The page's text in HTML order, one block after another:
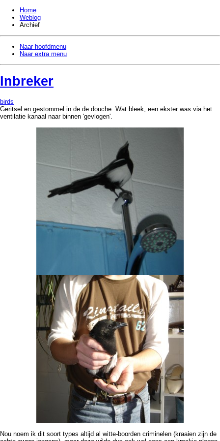
Home
Weblog
Archief
Naar hoofdmenu
Naar extra menu
Inbreker
birds
Geritsel en gestommel in de de douche. Wat bleek, een ekster was via het
ventilatie kanaal naar binnen 'gevlogen'.
Nou noem ik dit soort types altijd al witte-boorden criminelen (kraaien zijn de